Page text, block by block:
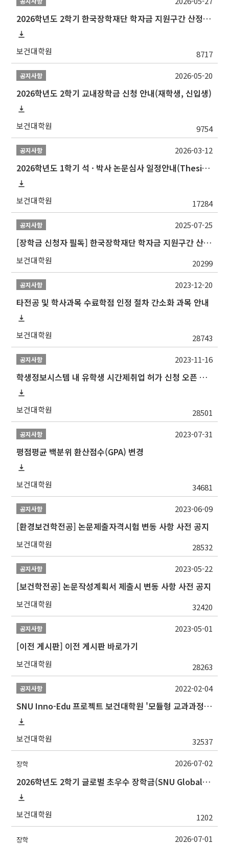
2026학년도 2학기 한국장학재단 학자금 지원구간 산정 신청 안내
보건대학원 8717
공지사항
2026학년도 2학기 교내장학금 신청 안내(재학생, 신입생)
보건대학원 9754
2026-05-20
공지사항
2026학년도 1학기 석 · 박사 논문심사 일정안내(Thesis Defense Schedules)
보건대학원 17284
2026-03-12
공지사항
[장학금 신청자 필독] 한국장학재단 학자금 지원구간 산정 권고
보건대학원 20299
2025-07-25
공지사항
타전공 및 학사과목 수료학점 인정 절차 간소화 과목 안내
보건대학원 28743
2023-12-20
공지사항
학생정보시스템 내 유학생 시간제취업 허가 신청 오픈 안내
보건대학원 28501
2023-11-16
공지사항
평점평균 백분위 환산점수(GPA) 변경
보건대학원 34681
2023-07-31
공지사항
[환경보건학전공] 논문제출자격시험 변동 사항 사전 공지
보건대학원 28532
2023-06-09
공지사항
[보건학전공] 논문작성계획서 제출시 변동 사항 사전 공지
보건대학원 32420
2023-05-22
공지사항
[이전 게시판] 이전 게시판 바로가기
보건대학원 28263
2023-05-01
공지사항
SNU Inno-Edu 프로젝트 보건대학원 '모듈형 교과과정' 안내(revised 2022/2/28)
보건대학원 32537
2022-02-04
장학
2026학년도 2학기 글로벌 초우수 장학금(SNU Global Scholarship, GS) 신청 안내
보건대학원 1202
2026-07-02
장학 2026-07-01